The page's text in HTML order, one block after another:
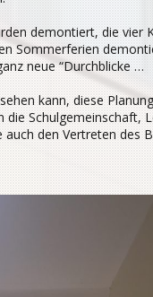
demontiert, die vier
Sommerferien
neue “Durchblicke …
kann, diese
Schulgemeinschaft,
den Vertreten des